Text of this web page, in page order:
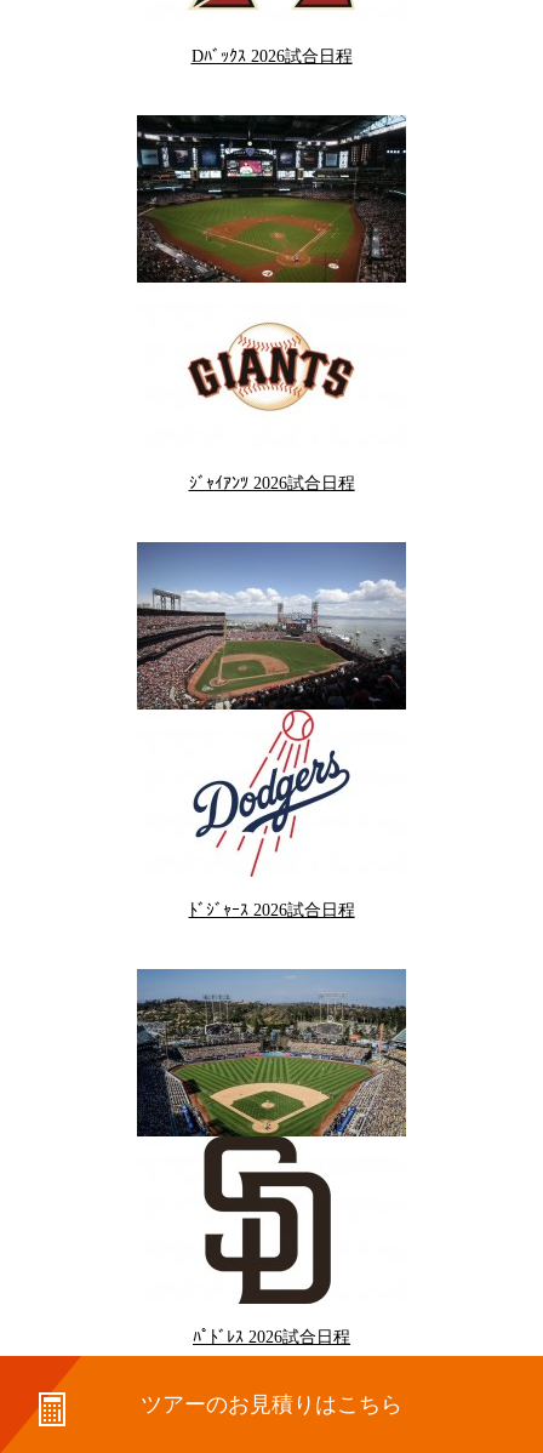
ツアーのお見積りはこちら
Dﾊﾞｯｸｽ 2026試合日程
ｼﾞｬｲｱﾝﾂ 2026試合日程
ﾄﾞｼﾞｬｰｽ 2026試合日程
ﾊﾟﾄﾞﾚｽ 2026試合日程